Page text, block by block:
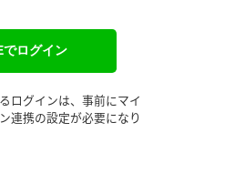
でログイン
ログインは、事前にマイ
連携の設定が必要になり